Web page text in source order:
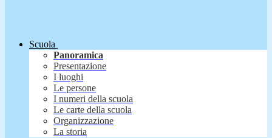
Scuola
Panoramica
Presentazione
I luoghi
Le persone
I numeri della scuola
Le carte della scuola
Organizzazione
La storia